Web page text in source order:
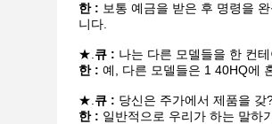
한 : 보통 예금을 받은 후 명령을
니다.
★. 큐 : 나는 다른 모델들을 한 컨
한 : 예, 다른 모델들은 1 40HQ에
★. 큐 : 당신은 주가에서 제품을 갖
한 : 일반적으로 우리가 하는 말하